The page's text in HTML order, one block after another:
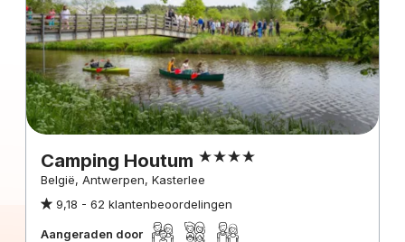
Camping Houtum
België, Antwerpen, Kasterlee
9,18 - 62 klantenbeoordelingen
Aangeraden door